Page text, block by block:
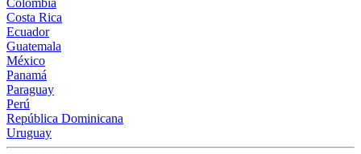
Colombia
Costa Rica
Ecuador
Guatemala
México
Panamá
Paraguay
Perú
República Dominicana
Uruguay